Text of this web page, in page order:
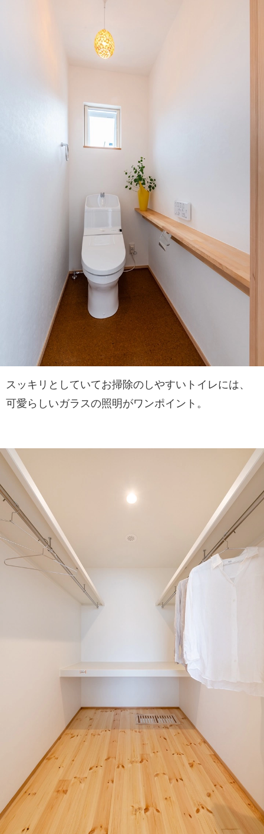
スッキリとしていてお掃除のしやすいトイレには、
可愛らしいガラスの照明がワンポイント。